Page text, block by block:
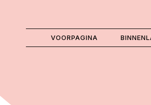
VOORPAGINA